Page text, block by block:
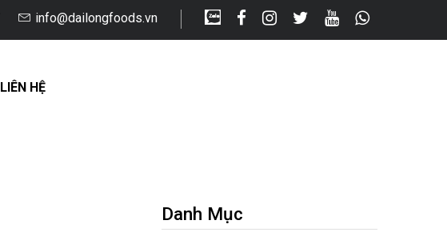
info@dailongfoods.vn
LIÊN HỆ
Danh Mục